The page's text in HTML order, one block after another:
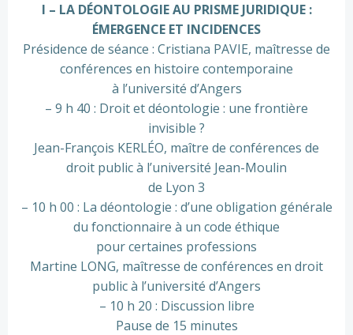
I – LA DÉONTOLOGIE AU PRISME JURIDIQUE :
ÉMERGENCE ET INCIDENCES
Présidence de séance : Cristiana PAVIE, maîtresse de
conférences en histoire contemporaine
à l’université d’Angers
– 9 h 40 : Droit et déontologie : une frontière
invisible ?
Jean-François KERLÉO, maître de conférences de
droit public à l’université Jean-Moulin
de Lyon 3
– 10 h 00 : La déontologie : d’une obligation générale
du fonctionnaire à un code éthique
pour certaines professions
Martine LONG, maîtresse de conférences en droit
public à l’université d’Angers
– 10 h 20 : Discussion libre
Pause de 15 minutes